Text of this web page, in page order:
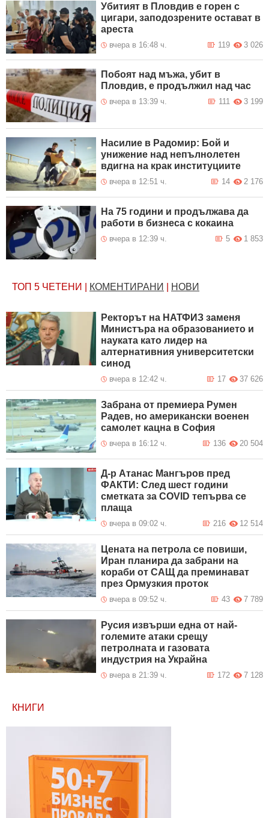
Убитият в Пловдив е горен с
цигари, заподозрените остават в
ареста
вчера в 16:48 ч. 3 026
119
Побоят над мъжа, убит в
Пловдив, е продължил над час
вчера в 13:39 ч. 3 199
111
Насилие в Радомир: Бой и
унижение над непълнолетен
вдигна на крак институциите
вчера в 12:51 ч. 2 176
14
На 75 години и продължава да
работи в бизнеса с кокаина
вчера в 12:39 ч. 1 853
5
ТОП 5 ЧЕТЕНИ КОМЕНТИРАНИ НОВИ
Ректорът на НАТФИЗ заменя
Министъра на образованието и
науката като лидер на
алтернативния университетски
синод
вчера в 12:42 ч. 37 626
17
Забрана от премиера Румен
Радев, но американски военен
самолет кацна в София
вчера в 16:12 ч. 20 504
136
Д-р Атанас Мангъров пред
ФАКТИ: След шест години
сметката за COVID тепърва се
плаща
вчера в 09:02 ч. 12 514
216
Цената на петрола се повиши,
Иран планира да забрани на
кораби от САЩ да преминават
през Ормузкия проток
вчера в 09:52 ч. 7 789
43
Русия извърши една от най-
големите атаки срещу
петролната и газовата
индустрия на Украйна
вчера в 21:39 ч. 7 128
172
КНИГИ